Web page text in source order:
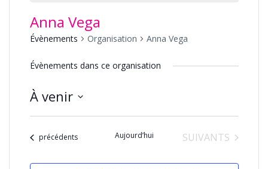
Anna Vega
Évènements Organisation Anna Vega
Évènements dans ce organisation
À venir
date.Évènements
précédents Aujourd’hui ÉVÈNEMENTS
SUIVANTS